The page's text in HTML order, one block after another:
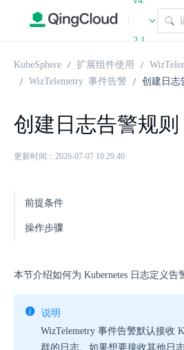
|
2.1
KubeSphere 扩展组件使用
WizTelemetry 事件告警
创建日志
创建日志告警规则
更新时间：2026-07-07 10:29:40
前提条件
操作步骤
本节介绍如何为 Kubernetes 日志定义告
说明
WizTelemetry 事件告警默认接收
群的日志。如果想要接收其他日